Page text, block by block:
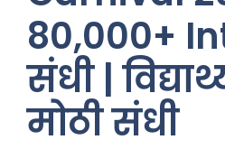
80,000+
संधी |
मोठी संधी